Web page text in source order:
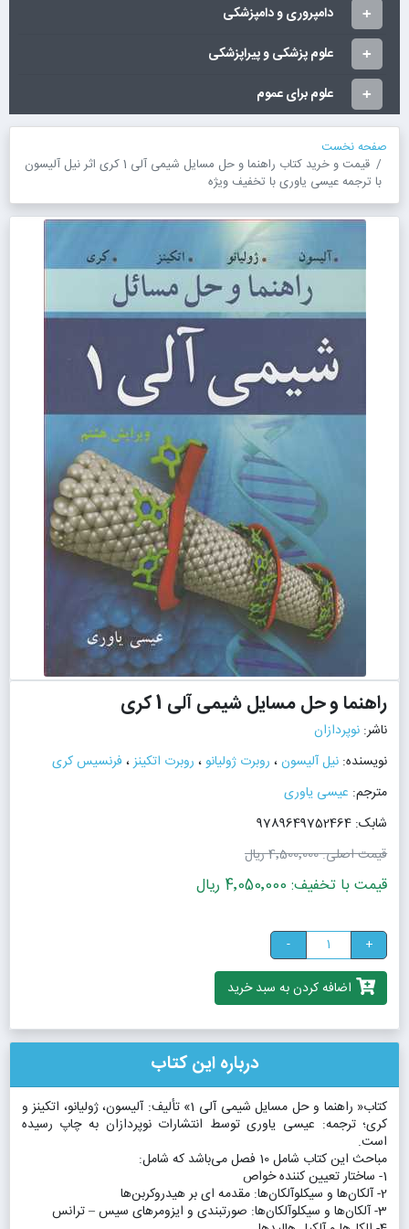
دامپروری و دامپزشکی
علوم پزشکی و پیراپزشکی
علوم برای عموم
صفحه نخست
قیمت و خرید کتاب راهنما و حل مسایل شیمی آلی 1 کری اثر نیل آلیسون
با ترجمه عیسی یاوری با تخفیف ویژه
راهنما و حل مسایل شیمی آلی 1 کری
ناشر: نوپردازان
نویسنده: نیل آلیسون، روبرت ژولیانو ، روبرت اتکینز، فرنسیس کری
مترجم: عیسی یاوری
شابک: 9789649752464
قیمت اصلی:4٬500٬000 ریال
قیمت با تخفیف: 4٬050٬000 ریال
+
-
اضافه کردن به سبد خرید
درباره این کتاب
کتاب« راهنما و حل مسایل شیمی آلی 1» تألیف: آلیسون، ژولیانو، اتکینز و
کری؛ ترجمه: عیسی یاوری توسط انتشارات نوپردازان به چاپ رسیده
است.
مباحث این کتاب شامل 10 فصل می‌باشد که شامل:
1- ساختار تعیین کننده خواص
2- آلکان‌ها و سیکلوآلکان‌ها: مقدمه ای بر هیدروکربن‌ها
3- آلکان‌ها و سیکلوآلکان‌ها: صورتبندی و ایزومرهای سیس – ترانس